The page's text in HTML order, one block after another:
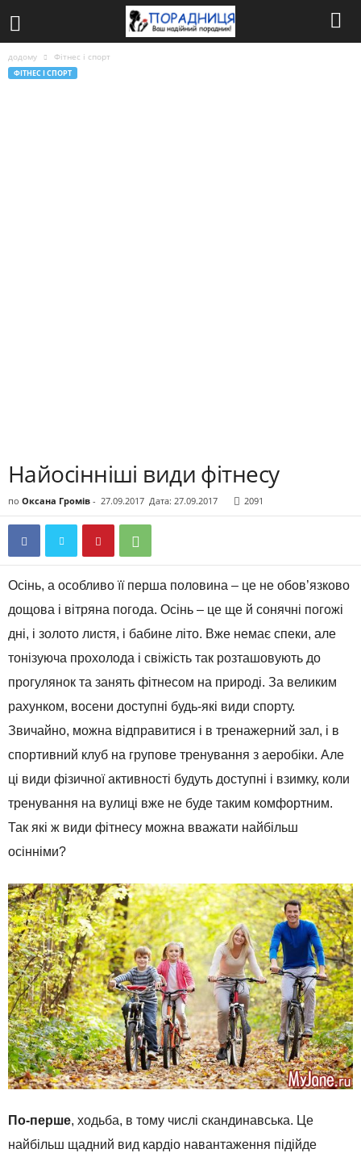
додому Фітнес і спорт
ФІТНЕС І СПОРТ
Найосінніші види фітнесу
по Оксана Громів - 27.09.2017 Дата: 27.09.2017 2091
Осінь, а особливо її перша половина – це не обов’язково
дощова і вітряна погода. Осінь – це ще й сонячні погожі
дні, і золото листя, і бабине літо. Вже немає спеки, але
тонізуюча прохолода і свіжість так розташовують до
прогулянок та занять фітнесом на природі. За великим
рахунком, восени доступні будь-які види спорту.
Звичайно, можна відправитися і в тренажерний зал, і в
спортивний клуб на групове тренування з аеробіки. Але
ці види фізичної активності будуть доступні і взимку, коли
тренування на вулиці вже не буде таким комфортним.
Так які ж види фітнесу можна вважати найбільш
осінніми?
По-перше, ходьба, в тому числі скандинавська. Це
найбільш щадний вид кардіо навантаження підійде